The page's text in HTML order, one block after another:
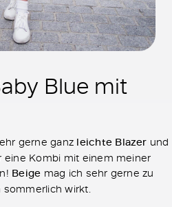
Blue mit
gerne ganz leichte Blazer und
Kombi mit einem meiner
Beige mag ich sehr gerne zu
sommerlich wirkt.